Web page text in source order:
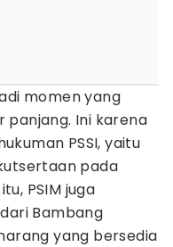
momen yang
Ini karena
PSSI, yaitu
pada
PSIM juga
Bambang
yang bersedia